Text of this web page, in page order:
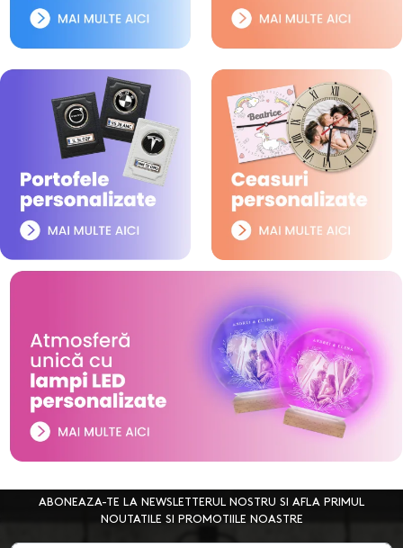
ABONEAZA-TE LA NEWSLETTERUL NOSTRU SI AFLA PRIMUL
NOUTATILE SI PROMOTIILE NOASTRE